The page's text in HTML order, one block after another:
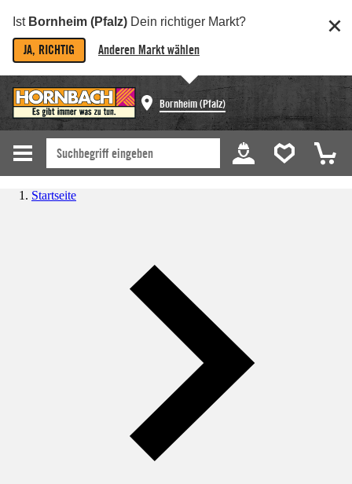
Ist Bornheim (Pfalz) Dein richtiger Markt?
JA, RICHTIG Anderen Markt wählen
Bornheim (Pfalz)
Startseite